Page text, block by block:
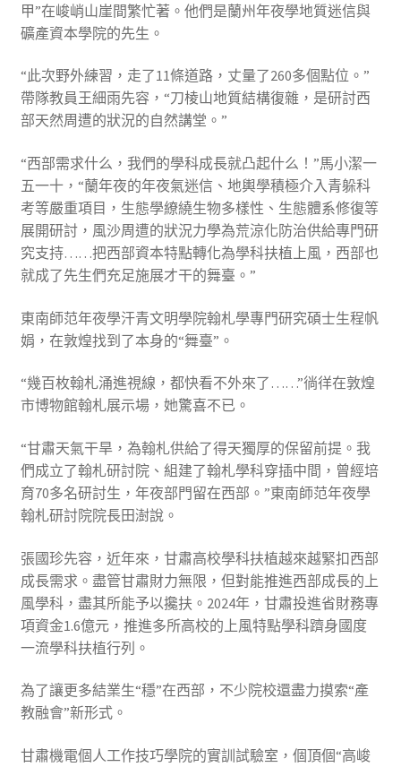
甲”在峻峭山崖間繁忙著。他們是蘭州年夜學地質迷信與
礦產資本學院的先生。
“此次野外練習，走了11條道路，丈量了260多個點位。”
帶隊教員王細雨先容，“刀棱山地質結構復雜，是研討西
部天然周遭的狀況的自然講堂。”
“西部需求什么，我們的學科成長就凸起什么！”馬小潔一
五一十，“蘭年夜的年夜氣迷信、地輿學積極介入青躲科
考等嚴重項目，生態學繚繞生物多樣性、生態體系修復等
展開研討，風沙周遭的狀況力學為荒涼化防治供給專門研
究支持……把西部資本特點轉化為學科扶植上風，西部也
就成了先生們充足施展才干的舞臺。”
東南師范年夜學汗青文明學院翰札學專門研究碩士生程帆
娟，在敦煌找到了本身的“舞臺”。
“幾百枚翰札涌進視線，都快看不外來了……”徜徉在敦煌
市博物館翰札展示場，她驚喜不已。
“甘肅天氣干旱，為翰札供給了得天獨厚的保留前提。我
們成立了翰札研討院、組建了翰札學科穿插中間，曾經培
育70多名研討生，年夜部門留在西部。”東南師范年夜學
翰札研討院院長田澍說。
張國珍先容，近年來，甘肅高校學科扶植越來越緊扣西部
成長需求。盡管甘肅財力無限，但對能推進西部成長的上
風學科，盡其所能予以攙扶。2024年，甘肅投進省財務專
項資金1.6億元，推進多所高校的上風特點學科躋身國度
一流學科扶植行列。
為了讓更多結業生“穩”在西部，不少院校還盡力摸索“產
教融會”新形式。
甘肅機電個人工作技巧學院的實訓試驗室，個頂個“高峻